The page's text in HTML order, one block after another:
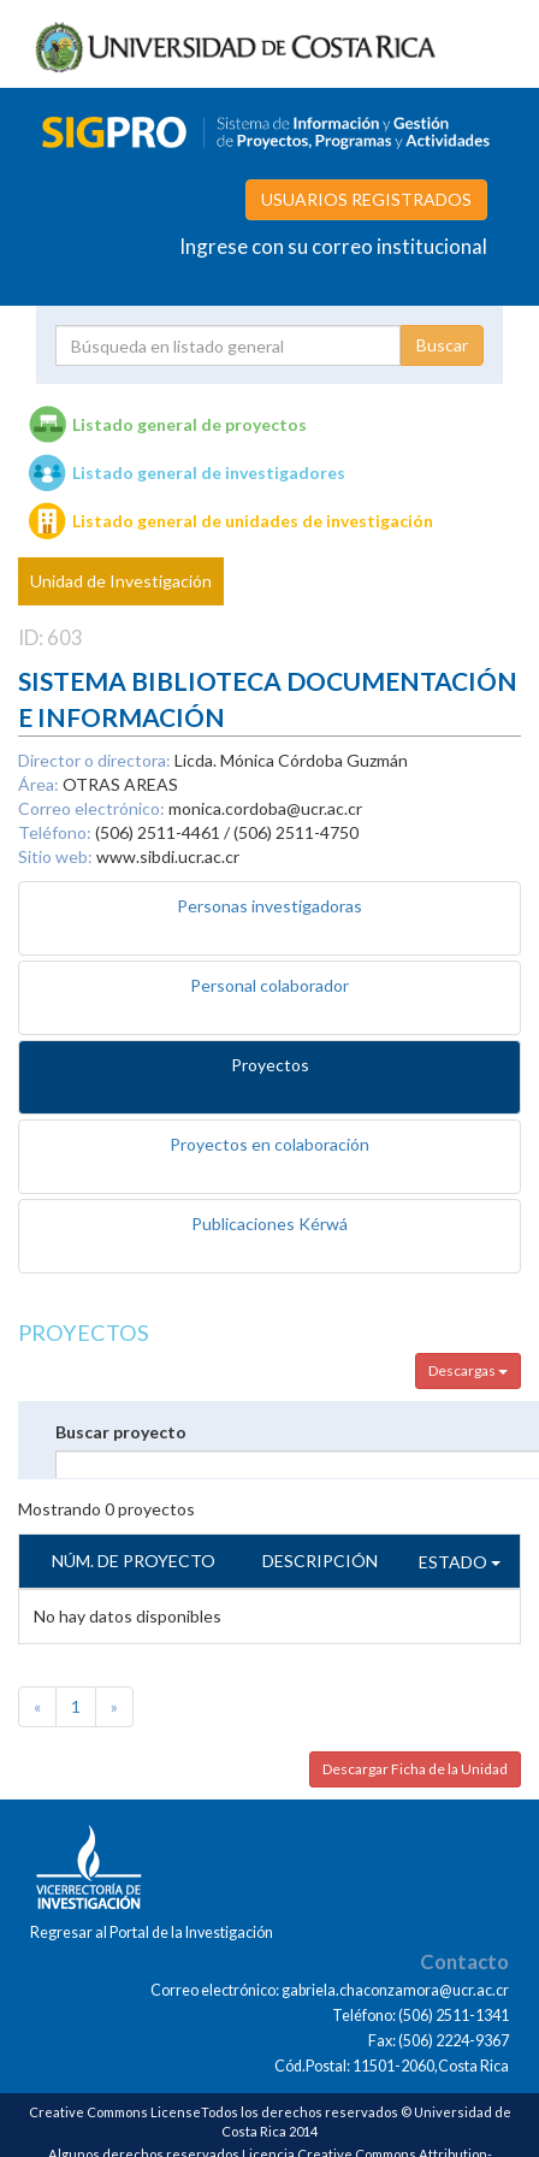
USUARIOS REGISTRADOS
Ingrese con su correo institucional
Unidades de investigación
Listado general de proyectos
Listado general de investigadores
Listado general de unidades de investigación
Unidad de Investigación
ID: 603
SISTEMA BIBLIOTECA DOCUMENTACIÓN
E INFORMACIÓN
Director o directora: Licda. Mónica Córdoba Guzmán
Área: OTRAS AREAS
Correo electrónico: monica.cordoba@ucr.ac.cr
Teléfono: (506) 2511-4461 / (506) 2511-4750
Sitio web: www.sibdi.ucr.ac.cr
Personas investigadoras
Personal colaborador
Proyectos
Proyectos en colaboración
Publicaciones Kérwá
PROYECTOS
Descargas
Buscar proyecto
Mostrando 0proyectos
NÚM. DE PROYECTO DESCRIPCIÓN ESTADO
No hay datos disponibles
« 1 »
Descargar Ficha de la Unidad
Regresar al Portal de la Investigación
Contacto
Correo electrónico: gabriela.chaconzamora@ucr.ac.cr
Teléfono: (506) 2511-1341
Fax: (506) 2224-9367
Cód.Postal: 11501-2060,Costa Rica
Creative Commons LicenseTodos los derechos reservados © Universidad de
Costa Rica 2014